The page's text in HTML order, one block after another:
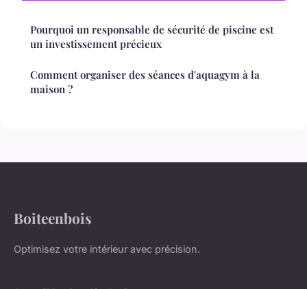
Pourquoi un responsable de sécurité de piscine est
un investissement précieux
Comment organiser des séances d'aquagym à la
maison ?
Boiteenbois
Optimisez votre intérieur avec précision.